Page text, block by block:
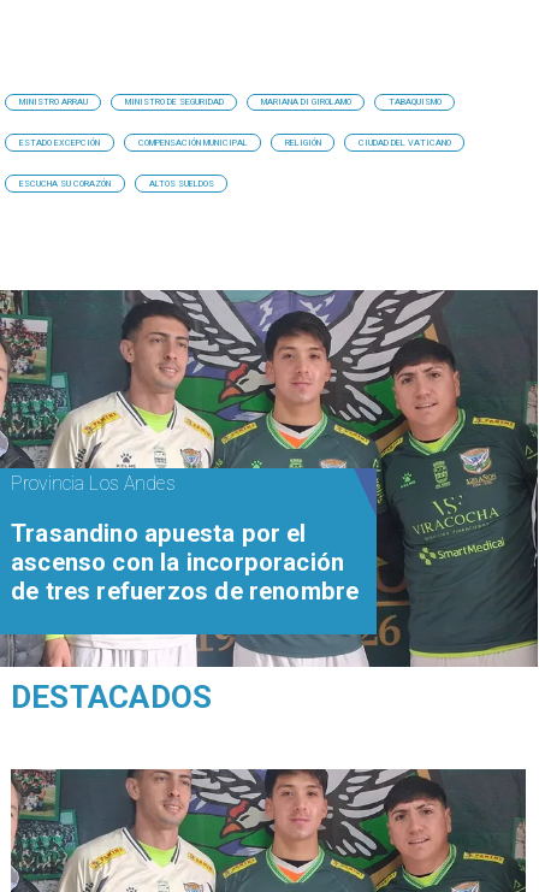
MINISTRO ARRAU MINISTRO DE SEGURIDAD MARIANA DI GIROLAMO TABAQUISMO
ESTADO EXCEPCIÓN COMPENSACIÓN MUNICIPAL RELIGIÓN CIUDAD DEL VATICANO
ESCUCHA SU CORAZÓN ALTOS SUELDOS
Provincia Los Andes
Trasandino apuesta por el
ascenso con la incorporación
de tres refuerzos de renombre
DESTACADOS